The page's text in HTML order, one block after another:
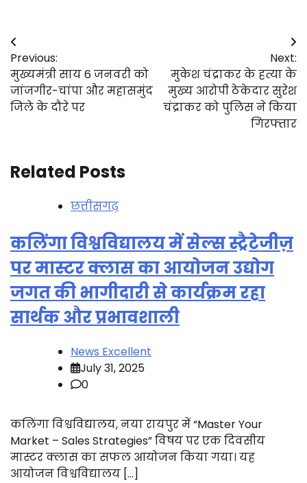
Post
navigation
Previous:
मुख्यमंत्री साय 6 जनवरी को
जांजगीर-चांपा और महासमुंद
जिले के दौरे पर
Next:
मुकेश चंद्राकर के हत्या के
मुख्य आरोपी ठेकेदार सुरेश
चंद्राकर को पुलिस ने किया
गिरफ्तार
Related Posts
छत्तीसगढ़
कलिंगा विश्वविद्यालय में सेल्स स्ट्रैटेजीज़
पर मास्टर क्लास का आयोजन उद्योग
जगत की भागीदारी से कार्यक्रम रहा
सार्थक और प्रभावशाली
News Excellent
July 31, 2025
0
कलिंगा विश्वविद्यालय, नया रायपुर में “Master Your
Market – Sales Strategies” विषय पर एक दिवसीय
मास्टर क्लास का सफल आयोजन किया गया। यह
आयोजन विश्वविद्यालय […]